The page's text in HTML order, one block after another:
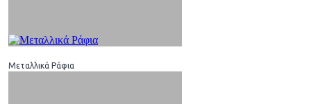
Μεταλλικά Ράφια